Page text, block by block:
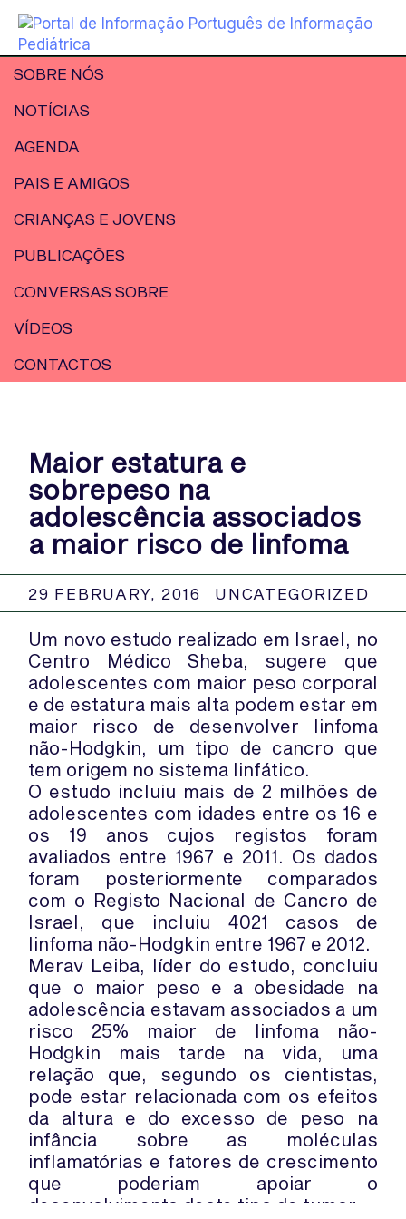
SOBRE NÓS
NOTÍCIAS
AGENDA
PAIS E AMIGOS
CRIANÇAS E JOVENS
PUBLICAÇÕES
CONVERSAS SOBRE
VÍDEOS
CONTACTOS
Maior estatura e
sobrepeso na
adolescência associados
a maior risco de linfoma
29 FEBRUARY, 2016 UNCATEGORIZED
Um novo estudo realizado em Israel, no
Centro Médico Sheba, sugere que
adolescentes com maior peso corporal
e de estatura mais alta podem estar em
maior risco de desenvolver linfoma
não-Hodgkin, um tipo de cancro que
tem origem no sistema linfático.
O estudo incluiu mais de 2 milhões de
adolescentes com idades entre os 16 e
os 19 anos cujos registos foram
avaliados entre 1967 e 2011. Os dados
foram posteriormente comparados
com o Registo Nacional de Cancro de
Israel, que incluiu 4021 casos de
linfoma não-Hodgkin entre 1967 e 2012.
Merav Leiba, líder do estudo, concluiu
que o maior peso e a obesidade na
adolescência estavam associados a um
risco 25% maior de linfoma não-
Hodgkin mais tarde na vida, uma
relação que, segundo os cientistas,
pode estar relacionada com os efeitos
da altura e do excesso de peso na
infância sobre as moléculas
inflamatórias e fatores de crescimento
que poderiam apoiar o
desenvolvimento deste tipo de tumor.